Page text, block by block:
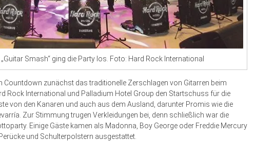
Smash“ ging die Party los. Foto: Hard Rock International
Countdown zunächst das traditionelle Zerschlagen von Gitarren beim
Rock International und Palladium Hotel Group den Startschuss für die
von den Kanaren und auch aus dem Ausland, darunter Promis wie die
Zur Stimmung trugen Verkleidungen bei, denn schließlich war die
Einige Gäste kamen als Madonna, Boy George oder Freddie Mercury
und Schulterpolstern ausgestattet.